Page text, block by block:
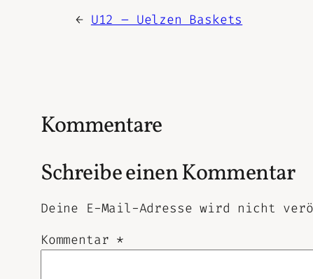
← U12 – Uelzen Baskets
Kommentare
Schreibe einen Kommentar
Deine E-Mail-Adresse wird nicht
Kommentar *